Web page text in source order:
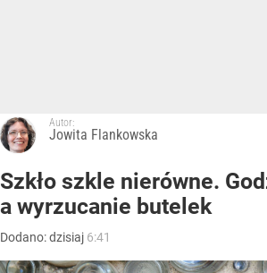
Autor:
Jowita Flankowska
Szkło szkle nierówne.
a wyrzucanie butelek
Dodano:dzisiaj 6:41